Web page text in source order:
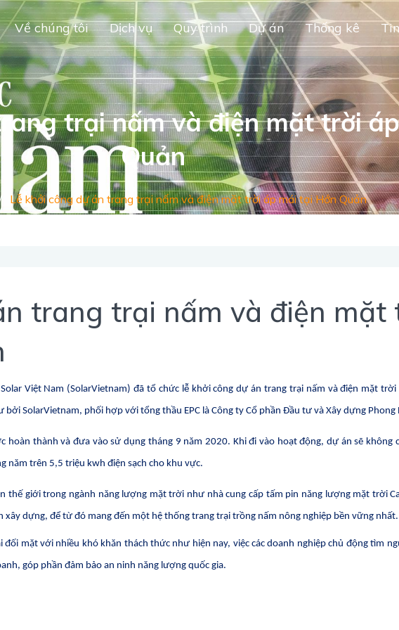
Về chúng tôi Dịch vụ Quy trình Dự án Thống kê
trại nấm và điện mặt trời
Quản
Lễ khởi công dự án trang trại nấm và điện mặt trời áp mái tại Hớn Quản
trang trại nấm và điện mặt
Việt Nam (SolarVietnam) đã tổ chức lễ khởi công dự án trang trại nấm và điện mặt
SolarVietnam, phối hợp với tổng thầu EPC là Công ty Cổ phần Đầu tư và Xây dựng Phong
thành và đưa vào sử dụng tháng 9 năm 2020. Khi đi vào hoạt động, dự án sẽ không
năm trên 5,5 triệu kwh điện sạch cho khu vực.
thế giới trong ngành năng lượng mặt trời như nhà cung cấp tấm pin năng lượng mặt trời
xây dựng, để từ đó mang đến một hệ thống trang trại trồng nấm nông nghiệp bền vững nhất.
đối mặt với nhiều khó khăn thách thức như hiện nay, việc các doanh nghiệp chủ động tìm
góp phần đảm bảo an ninh năng lượng quốc gia.